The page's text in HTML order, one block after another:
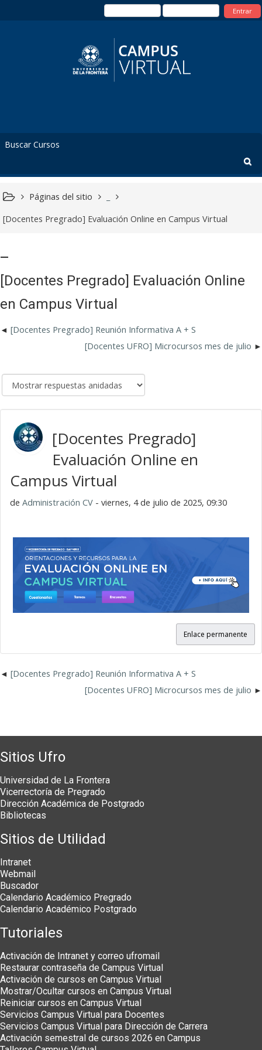
Entrar
Páginas del sitio
[Docentes Pregrado] Evaluación Online en Campus Virtual
[Docentes Pregrado] Evaluación Online
en Campus Virtual
[Docentes Pregrado] Reunión Informativa A + S
[Docentes UFRO] Microcursos mes de julio
[Docentes Pregrado]
Evaluación Online en
Campus Virtual
de Administración CV - viernes, 4 de julio de 2025, 09:30
Enlace permanente
[Docentes Pregrado] Reunión Informativa A + S
[Docentes UFRO] Microcursos mes de julio
Sitios Ufro
Universidad de La Frontera
Vicerrectoría de Pregrado
Dirección Académica de Postgrado
Bibliotecas
Sitios de Utilidad
Intranet
Webmail
Buscador
Calendario Académico Pregrado
Calendario Académico Postgrado
Tutoriales
Activación de Intranet y correo ufromail
Restaurar contraseña de Campus Virtual
Activación de cursos en Campus Virtual
Mostrar/Ocultar cursos en Campus Virtual
Reiniciar cursos en Campus Virtual
Servicios Campus Virtual para Docentes
Servicios Campus Virtual para Dirección de Carrera
Activación semestral de cursos 2026 en Campus